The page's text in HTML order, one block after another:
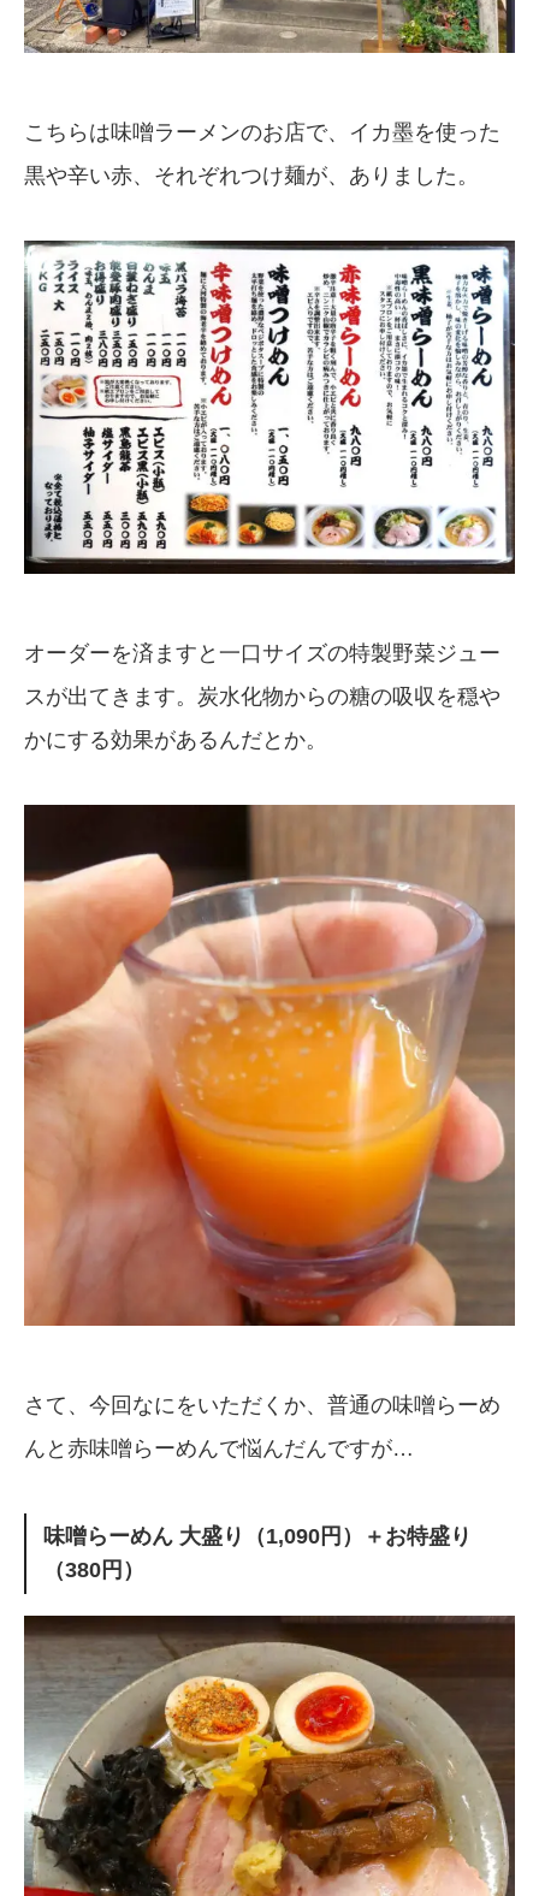
こちらは味噌ラーメンのお店で、イカ墨を使った
黒や辛い赤、それぞれつけ麺が、ありました。
オーダーを済ますと一口サイズの特製野菜ジュー
スが出てきます。炭水化物からの糖の吸収を穏や
かにする効果があるんだとか。
さて、今回なにをいただくか、普通の味噌らーめ
んと赤味噌らーめんで悩んだんですが…
味噌らーめん 大盛り（1,090円）＋お特盛り
（380円）